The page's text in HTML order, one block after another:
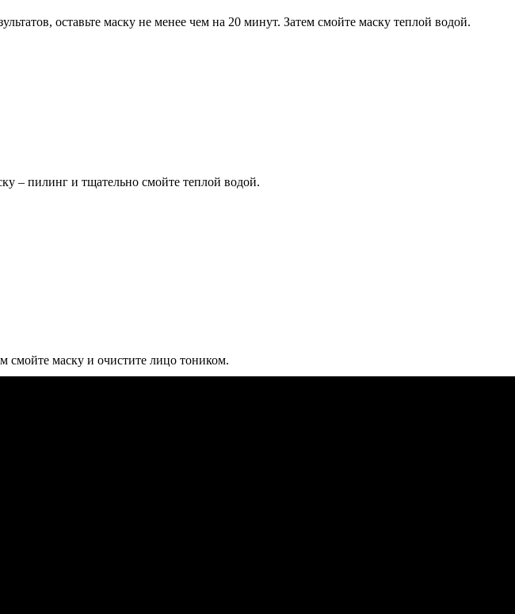
оставьте маску не менее чем на 20 минут. Затем смойте маску теплой водой.
– пилинг и тщательно смойте теплой водой.
смойте маску и очистите лицо тоником.